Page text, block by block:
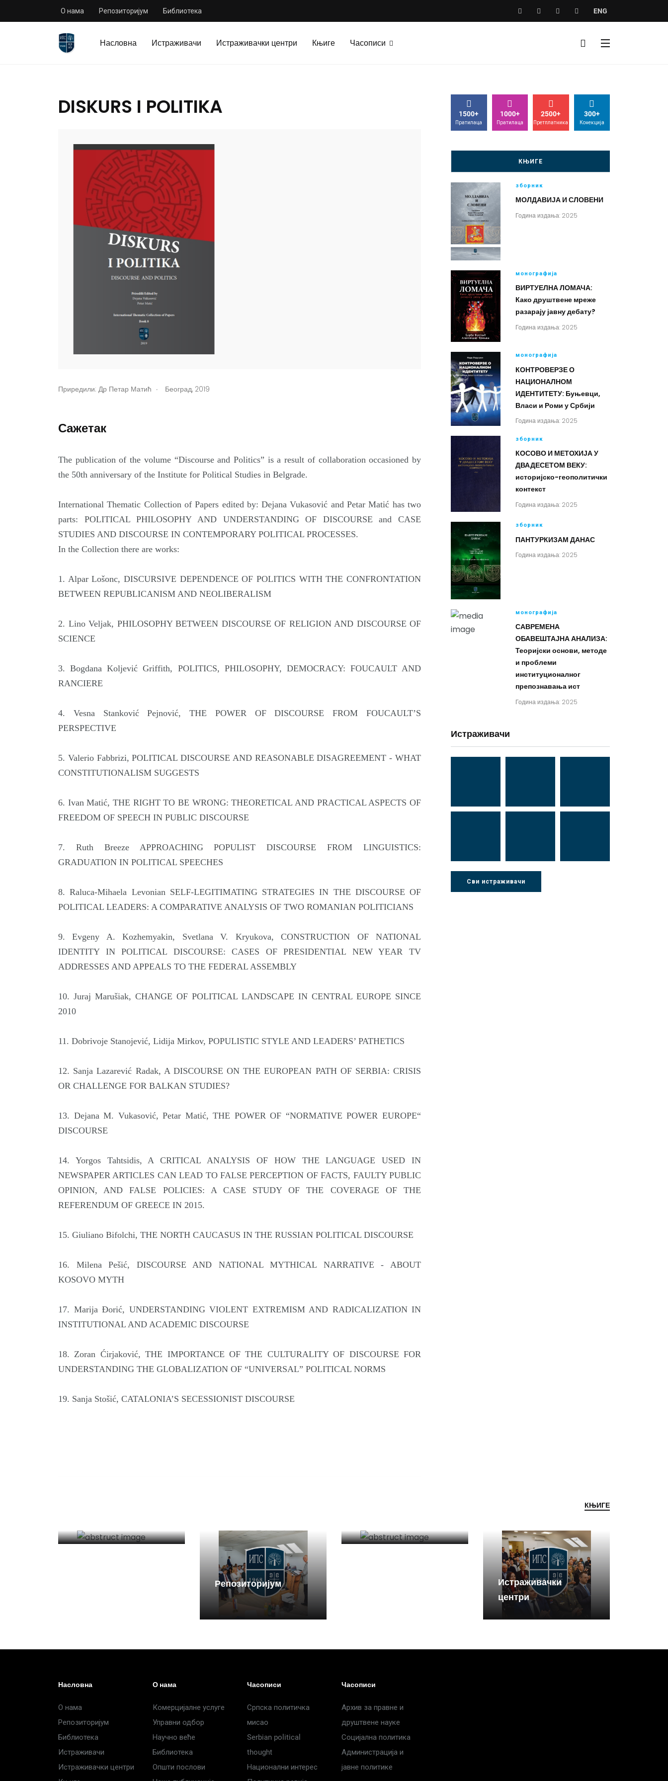
О нама Репозиторијум Библиотека ENG
Насловна Истраживачи Истраживачки центри Књиге Часописи
DISKURS I POLITIKA
Приредили: Др Петар Матић . Београд, 2019
Сажетак
The publication of the volume “Discourse and Politics” is a result of collaboration occasioned by
the 50th anniversary of the Institute for Political Studies in Belgrade.
International Тhematic Collection of Papers edited by: Dejana Vukasović and Petar Matić has two
parts: POLITICAL PHILOSOPHY AND UNDERSTANDING OF DISCOURSE and CASE
STUDIES AND DISCOURSE IN CONTEMPORARY POLITICAL PROCESSES.
In the Collection there are works:
1. Alpar Lošonc, DISCURSIVE DEPENDENCE OF POLITICS WITH THE CONFRONTATION
BETWEEN REPUBLICANISM AND NEOLIBERALISM
2. Lino Veljak, PHILOSOPHY BETWEEN DISCOURSE OF RELIGION AND DISCOURSE OF
SCIENCE
3. Bogdana Koljević Griffith, POLITICS, PHILOSOPHY, DEMOCRACY: FOUCAULT AND
RANCIERE
4. Vesna Stanković Pejnović, THE POWER OF DISCOURSE FROM FOUCAULT’S
PERSPECTIVE
5. Valerio Fabbrizi, POLITICAL DISCOURSE AND REASONABLE DISAGREEMENT - WHAT
CONSTITUTIONALISM SUGGESTS
6. Ivan Matić, THE RIGHT TO BE WRONG: THEORETICAL AND PRACTICAL ASPECTS OF
FREEDOM OF SPEECH IN PUBLIC DISCOURSE
7. Ruth Breeze APPROACHING POPULIST DISCOURSE FROM LINGUISTICS:
GRADUATION IN POLITICAL SPEECHES
8. Raluca-Mihaela Levonian SELF-LEGITIMATING STRATEGIES IN THE DISCOURSE OF
POLITICAL LEADERS: A COMPARATIVE ANALYSIS OF TWO ROMANIAN POLITICIANS
9. Evgeny A. Kozhemyakin, Svetlana V. Kryukova, CONSTRUCTION OF NATIONAL
IDENTITY IN POLITICAL DISCOURSE: CASES OF PRESIDENTIAL NEW YEAR TV
ADDRESSES AND APPEALS TO THE FEDERAL ASSEMBLY
10. Juraj Marušiak, CHANGE OF POLITICAL LANDSCAPE IN CENTRAL EUROPE SINCE
2010
11. Dobrivoje Stanojević, Lidija Mirkov, POPULISTIC STYLE AND LEADERS’ PATHETICS
12. Sanja Lazarević Radak, A DISCOURSE ON THE EUROPEAN PATH OF SERBIA: CRISIS
OR CHALLENGE FOR BALKAN STUDIES?
13. Dejana M. Vukasović, Petar Matić, THE POWER OF “NORMATIVE POWER EUROPE“
DISCOURSE
14. Yorgos Tahtsidis, A CRITICAL ANALYSIS OF HOW THE LANGUAGE USED IN
NEWSPAPER ARTICLES CAN LEAD TO FALSE PERCEPTION OF FACTS, FAULTY PUBLIC
OPINION, AND FALSE POLICIES: A CASE STUDY OF THE COVERAGE OF THE
REFERENDUM OF GREECE IN 2015.
15. Giuliano Bifolchi, THE NORTH CAUCASUS IN THE RUSSIAN POLITICAL DISCOURSE
16. Milena Pešić, DISCOURSE AND NATIONAL MYTHICAL NARRATIVE - ABOUT
KOSOVO MYTH
17. Marija Đorić, UNDERSTANDING VIOLENT EXTREMISM AND RADICALIZATION IN
INSTITUTIONAL AND ACADEMIC DISCOURSE
18. Zoran Ćirjaković, THE IMPORTANCE OF THE CULTURALITY OF DISCOURSE FOR
UNDERSTANDING THE GLOBALIZATION OF “UNIVERSAL” POLITICAL NORMS
19. Sanja Stošić, CATALONIA’S SECESSIONIST DISCOURSE
1500+
Пратилаца
1000+
Пратилаца
2500+
Претплатника
300+
Конекција
КЊИГЕ
зборник
МОЛДАВИЈА И СЛОВЕНИ
Година издања: 2025
монографија
ВИРТУЕЛНА ЛОМАЧА:
Како друштвене мреже
разарају јавну дебату?
Година издања: 2025
монографија
КОНТРОВЕРЗЕ О
НАЦИОНАЛНОМ
ИДЕНТИТЕТУ: Буњевци,
Власи и Роми у Србији
Година издања: 2025
зборник
КОСОВО И МЕТОХИЈА У
ДВАДЕСЕТОМ ВЕКУ:
историјско-геополитички
контекст
Година издања: 2025
зборник
ПАНТУРКИЗАМ ДАНАС
Година издања: 2025
монографија
САВРЕМЕНА
ОБАВЕШТАЈНА АНАЛИЗА:
Теоријски основи, методе
и проблеми
институционалног
препознавања ист
Година издања: 2025
Истраживачи
Др Љубиша
Деспотовић
Др Нада
Радушки
Сви истраживачи
КЊИГЕ
Репозиторијум
Истраживачки
центри
Насловна
О нама
Репозиторијум
Библиотека
Истраживачи
Истраживачки центри
О нама
Комерцијалне услуге
Управни одбор
Научно веће
Библиотека
Општи послови
Часописи
Српска политичка
мисао
Serbian political
thought
Национални интерес
Часописи
Архив за правне и
друштвене науке
Социјална политика
Администрација и
јавне политике